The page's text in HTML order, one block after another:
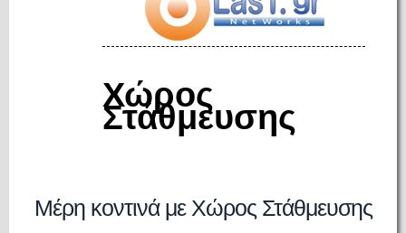
Χώρος
Στάθμευσης
Μέρη κοντινά με Χώρος Στάθμευσης